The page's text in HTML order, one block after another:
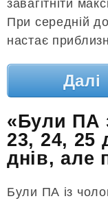
завагітніти
При середній
настає
Далі
«Були ПА
23, 24, 25
днів, але
Були ПА із